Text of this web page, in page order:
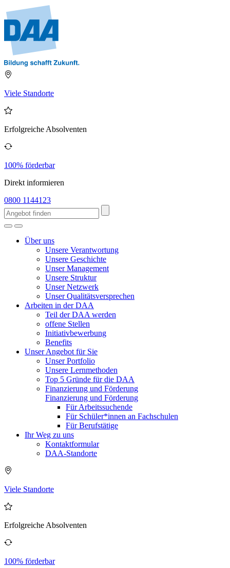
Viele Standorte
Erfolgreiche Absolventen
100% förderbar
Direkt informieren
0800 1144123
Über uns
Unsere Verantwortung
Unsere Geschichte
Unser Management
Unsere Struktur
Unser Netzwerk
Unser Qualitätsversprechen
Arbeiten in der DAA
Teil der DAA werden
offene Stellen
Initiativbewerbung
Benefits
Unser Angebot für Sie
Unser Portfolio
Unsere Lernmethoden
Top 5 Gründe für die DAA
Finanzierung und Förderung
Finanzierung und Förderung
Für Arbeitssuchende
Für Schüler*innen an Fachschulen
Für Berufstätige
Ihr Weg zu uns
Kontaktformular
DAA-Standorte
Viele Standorte
Erfolgreiche Absolventen
100% förderbar